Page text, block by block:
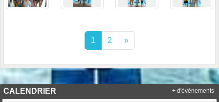
1 2 »
CALENDRIER + d'évènements